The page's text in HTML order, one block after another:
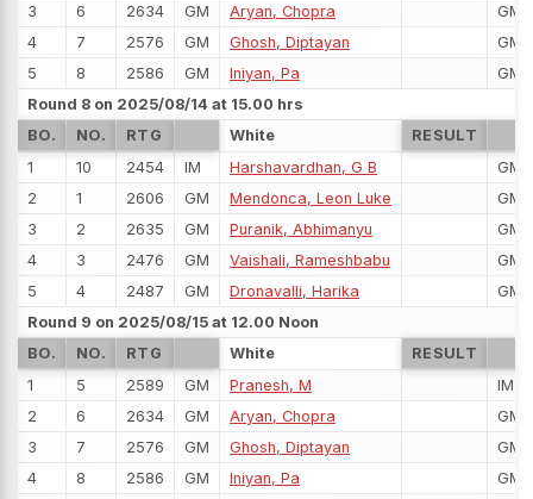
3
6 2634 GM Aryan, Chopra
GM
4
7 2576 GM Ghosh, Diptayan
GM
5
8 2586 GM Iniyan, Pa
GM
Round 8 on 2025/08/14 at 15.00 hrs
BO.
NO. RTG White
RESULT
1
10 2454 IM Harshavardhan, G B
GM
2
1 2606 GM Mendonca, Leon Luke
GM
3
2 2635 GM Puranik, Abhimanyu
GM
4
3 2476 GM Vaishali, Rameshbabu
GM
5
4 2487 GM Dronavalli, Harika
GM
Round 9 on 2025/08/15 at 12.00 Noon
BO.
NO. RTG White
RESULT
1
5 2589 GM Pranesh, M
IM
2
6 2634 GM Aryan, Chopra
GM
3
7 2576 GM Ghosh, Diptayan
GM
4
8 2586 GM Iniyan, Pa GM